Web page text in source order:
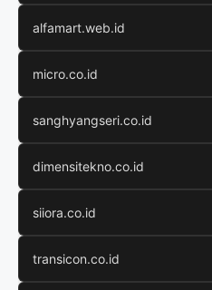
alfamart.web.id
micro.co.id
sanghyangseri.co.id
dimensitekno.co.id
siiora.co.id
transicon.co.id